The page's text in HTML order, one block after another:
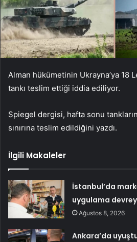
Alman hükümetinin Ukrayna’ya 18
tankı teslim ettiği iddia ediliyor.
Spiegel dergisi, hafta sonu
sınırına teslim edildiğini yazdı.
İlgili Makaleler
İstanbul’da
uygulama
Ağustos 8, 2026
Ankara’da